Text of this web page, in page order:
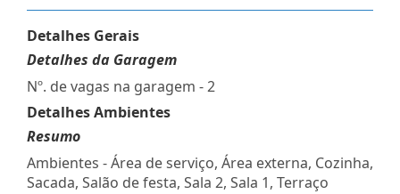
Detalhes Gerais
Detalhes da Garagem
Nº. de vagas na garagem - 2
Detalhes Ambientes
Resumo
Ambientes - Área de serviço, Área externa, Cozinha,
Sacada, Salão de festa, Sala 2, Sala 1, Terraço